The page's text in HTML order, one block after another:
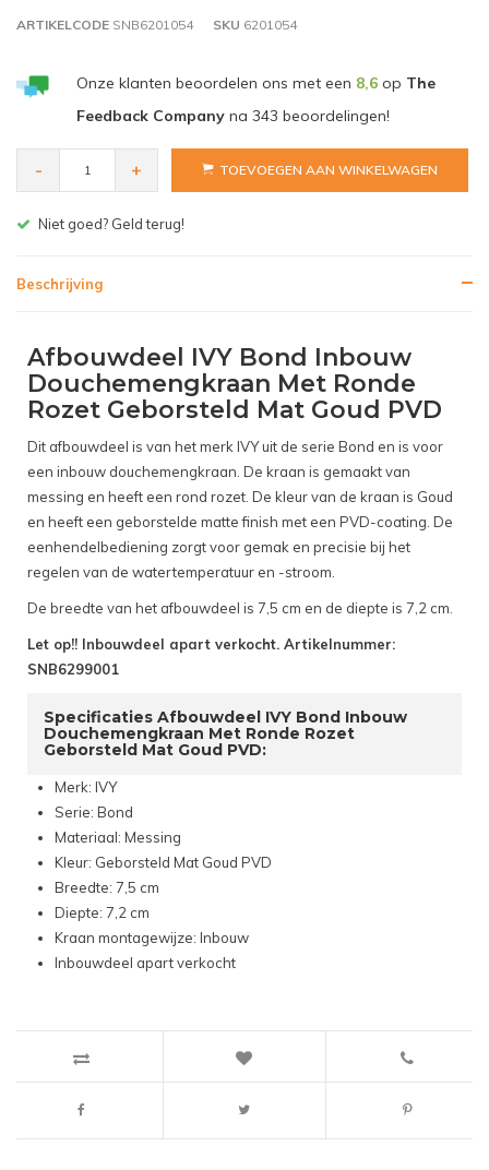
ARTIKELCODE SNB6201054 SKU 6201054
Onze klanten beoordelen ons met een 8,6op The
Feedback Companyna 343 beoordelingen!
- + TOEVOEGEN AAN WINKELWAGEN
Niet goed? Geld terug!
Beschrijving
Afbouwdeel IVY Bond Inbouw
Douchemengkraan Met Ronde
Rozet Geborsteld Mat Goud PVD
Dit afbouwdeel is van het merk IVY uit de serie Bond en is voor
een inbouw douchemengkraan. De kraan is gemaakt van
messing en heeft een rond rozet. De kleur van de kraan is Goud
en heeft een geborstelde matte finish met een PVD-coating. De
eenhendelbediening zorgt voor gemak en precisie bij het
regelen van de watertemperatuur en -stroom.
De breedte van het afbouwdeel is 7,5 cm en de diepte is 7,2 cm.
Let op!! Inbouwdeel apart verkocht. Artikelnummer:
SNB6299001
Specificaties Afbouwdeel IVY Bond Inbouw
Douchemengkraan Met Ronde Rozet
Geborsteld Mat Goud PVD:
Merk: IVY
Serie: Bond
Materiaal: Messing
Kleur: Geborsteld Mat Goud PVD
Breedte: 7,5 cm
Diepte: 7,2 cm
Kraan montagewijze: Inbouw
Inbouwdeel apart verkocht